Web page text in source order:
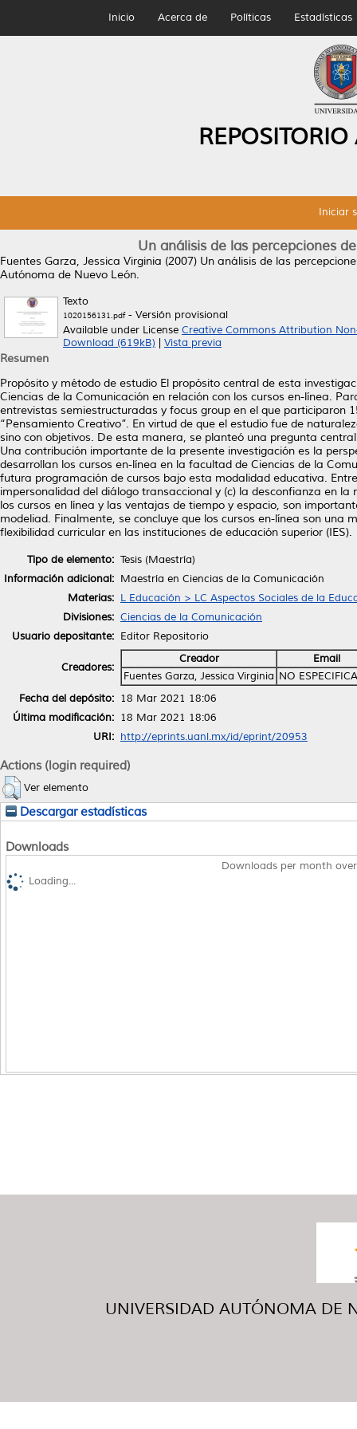
Inicio Acerca de Políticas Estadísticas
Iniciar
Un análisis de las percepciones
Fuentes Garza, Jessica Virginia (2007) Un análisis de las
Autónoma de Nuevo León.
Texto
1020156131.pdf- Versión provisional
Available under License Creative Commons Attribution
Download (619kB)
Vista previa
Resumen
Propósito y método de estudio El propósito central de esta
Ciencias de la Comunicación en relación con los cursos en-línea.
entrevistas semiestructuradas y focus group en el que participaron
“Pensamiento Creativo”. En virtud de que el estudio fue de
sino con objetivos. De esta manera, se planteó una pregunta
Una contribución importante de la presente investigación es la
desarrollan los cursos en-línea en la facultad de Ciencias de la
futura programación de cursos bajo esta modalidad educativa.
impersonalidad del diálogo transaccional y (c) la desconfianza en
los cursos en línea y las ventajas de tiempo y espacio, son
modeliad. Finalmente, se concluye que los cursos en-línea son una
flexibilidad curricular en las instituciones de educación superior (IES).
Tipo de elemento: Tesis (Maestría)
Información adicional: Maestría en Ciencias de la Comunicación
Materias: L Educación > LC Aspectos Sociales de la
Divisiones: Ciencias de la Comunicación
Usuario depositante: Editor Repositorio
Creadores:
Creador
Email
Fuentes Garza, Jessica Virginia NO
Fecha del depósito: 18 Mar 2021 18:06
Última modificación: 18 Mar 2021 18:06
URI: http://eprints.uanl.mx/id/eprint/20953
Actions (login required)
Ver elemento
Descargar estadísticas
Downloads
Downloads per month
Loading...
UNIVERSIDAD AUTÓNOMA DE